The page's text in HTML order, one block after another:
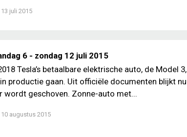
13 juli 2015
6 - zondag 12 juli 2015
Tesla’s betaalbare elektrische auto, de Model 3,
productie gaan. Uit officiële documenten blijkt nu
wordt geschoven. Zonne-auto met...
10 augustus 2015